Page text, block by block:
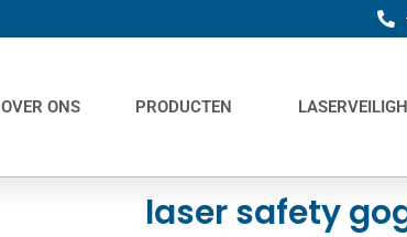
OVER ONS PRODUCTEN
laser safety